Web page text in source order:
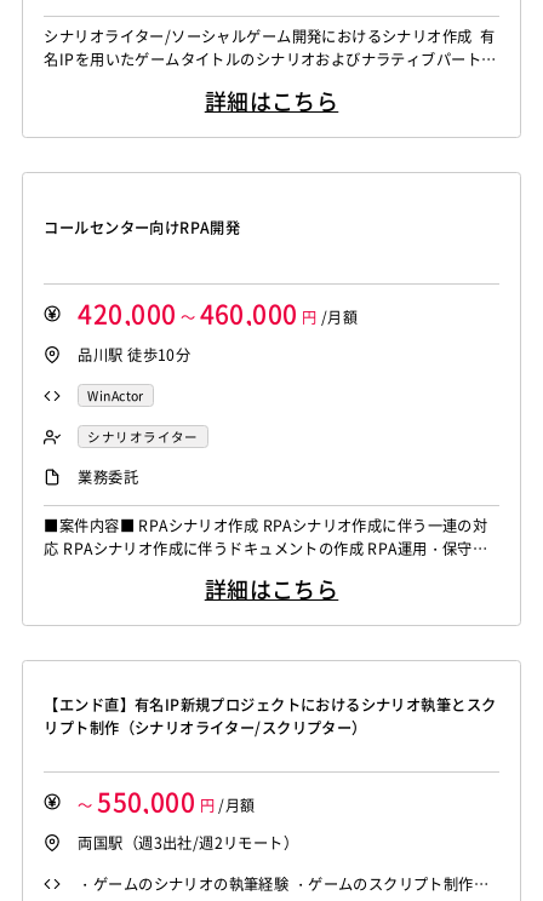
シナリオライター/ソーシャルゲーム開発におけるシナリオ作成 有
名IPを用いたゲームタイトルのシナリオおよびナラティブパートを
ス制作指示書の作成から、 版元との折衝、音声収録のディレクシ
委託
詳細はこちら
コールセンター向けRPA開発
420,000 ～ 460,000 円 /月額
品川駅 徒歩10分
WinActor
シナリオライター
業務委託
■案件内容■ RPAシナリオ作成 RPAシナリオ作成に伴う一連の対
応 RPAシナリオ作成に伴うドキュメントの作成 RPA運用・保守対
詳細はこちら
【エンド直】有名IP新規プロジェクトにおけるシナリオ執筆とスク
リプト制作（シナリオライター/スクリプター）
～ 550,000 円 /月額
両国駅（週3出社/週2リモート）
・ゲームのシナリオの執筆経験 ・ゲームのスクリプト制作経